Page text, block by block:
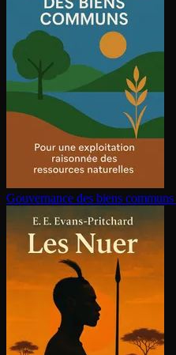
Gouvernance des biens communs